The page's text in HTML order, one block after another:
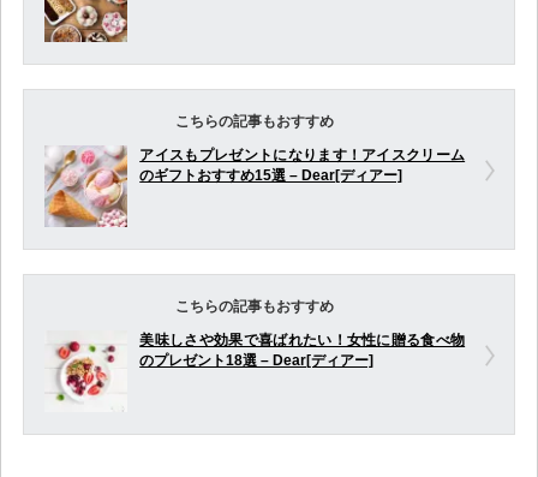
こちらの記事もおすすめ
アイスもプレゼントになります！アイスクリーム
のギフトおすすめ15選 – Dear[ディアー]
こちらの記事もおすすめ
美味しさや効果で喜ばれたい！女性に贈る食べ物
のプレゼント18選 – Dear[ディアー]